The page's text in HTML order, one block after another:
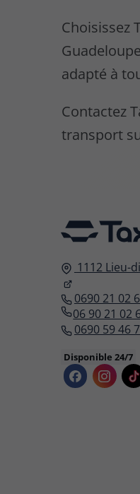
Choisissez
adapté à
Contactez
transport
1112 Lieu-
0690 21 02
06 90 21 02
0690 59 46
Disponible 24/7